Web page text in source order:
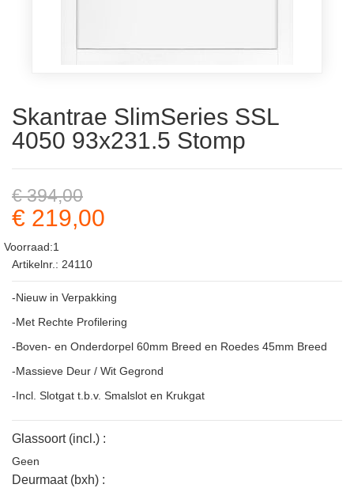
Skantrae SlimSeries SSL
4050 93x231.5 Stomp
€ 394,00
€ 219,00
Voorraad:1
Artikelnr.: 24110
-Nieuw in Verpakking
-Met Rechte Profilering
-Boven- en Onderdorpel 60mm Breed en Roedes 45mm Breed
-Massieve Deur / Wit Gegrond
-Incl. Slotgat t.b.v. Smalslot en Krukgat
Glassoort (incl.) :
Geen
Deurmaat (bxh) :